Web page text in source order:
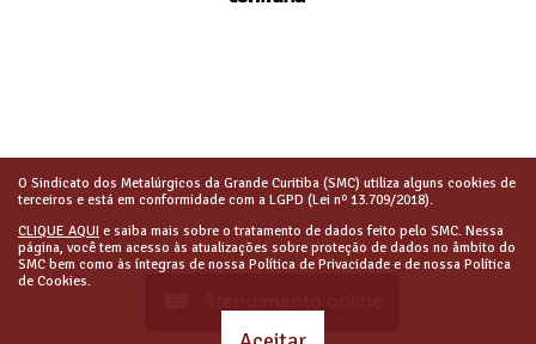
O Sindicato dos Metalúrgicos da Grande Curitiba (SMC) utiliza alguns cookies de
terceiros e está em conformidade com a LGPD (Lei nº 13.709/2018).
CLIQUE AQUI e saiba mais sobre o tratamento de dados feito pelo SMC. Nessa
página, você tem acesso às atualizações sobre proteção de dados no âmbito do
SMC bem como às íntegras de nossa Política de Privacidade e de nossa Política
de Cookies.